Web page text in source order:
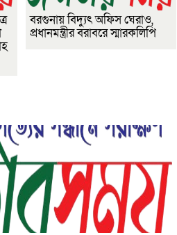
বরগুনায় বিদ্যুৎ অফিস ঘেরাও,
প্রধানমন্ত্রীর বরাবরে স্মারকলিপি